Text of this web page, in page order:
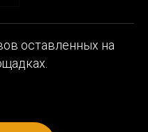
оставленных на